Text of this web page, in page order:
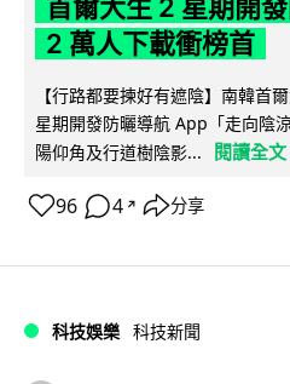
首爾大生 2 星期開
2 萬人下載衝榜首
【行路都要揀好有遮陰】南韓首
星期開發防曬導航 App「走向陰
陽仰角及行道樹陰影...
閱讀全文
96 4 ↗ 分享
科技娛樂 科技新聞